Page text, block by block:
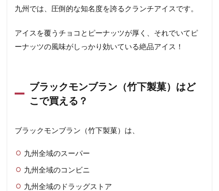
九州では、圧倒的な知名度を誇るクランチアイスです。
アイスを覆うチョコとピーナッツが厚く、それでいてピ
ーナッツの風味がしっかり効いている絶品アイス！
ブラックモンブラン（竹下製菓）はど
こで買える？
ブラックモンブラン（竹下製菓）は、
九州全域のスーパー
九州全域のコンビニ
九州全域のドラッグストア